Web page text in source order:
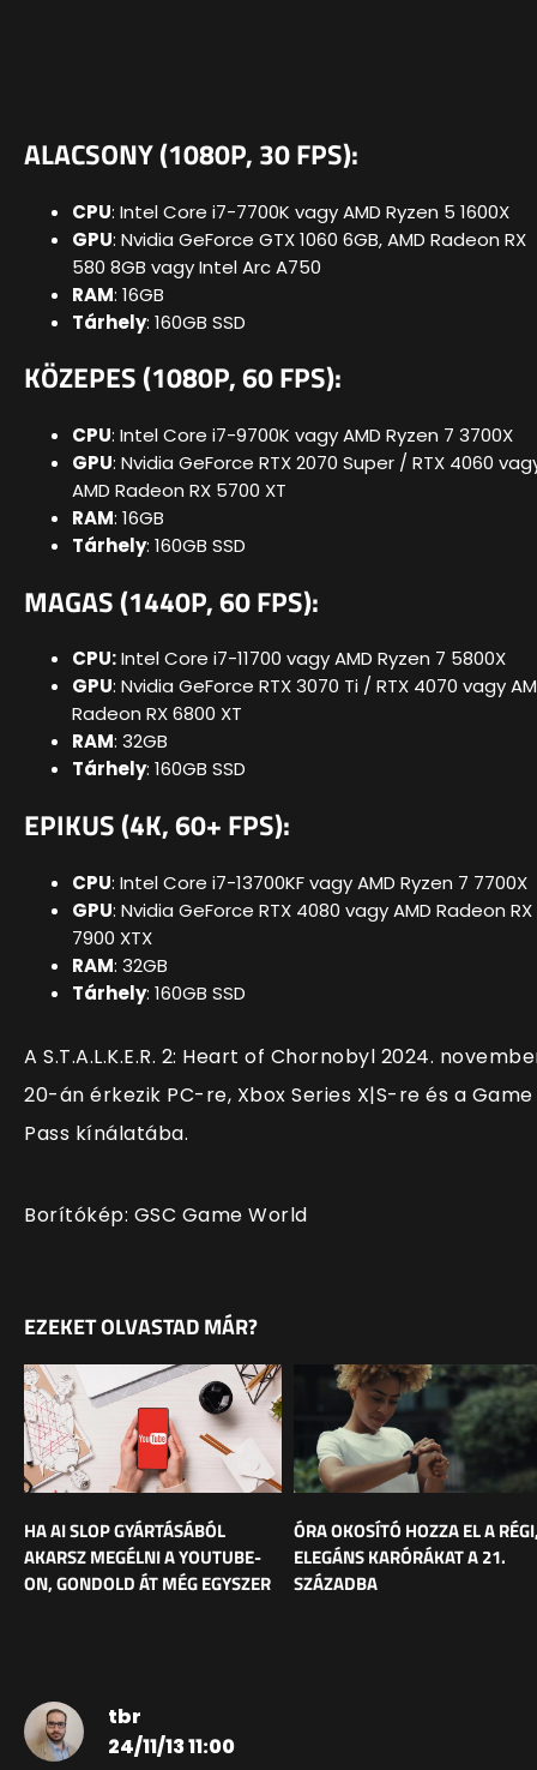
ALACSONY (1080P, 30 FPS):
CPU: Intel Core i7-7700K vagy AMD Ryzen 5 1600X
GPU: Nvidia GeForce GTX 1060 6GB, AMD Radeon RX
580 8GB vagy Intel Arc A750
RAM: 16GB
Tárhely: 160GB SSD
KÖZEPES (1080P, 60 FPS):
CPU: Intel Core i7-9700K vagy AMD Ryzen 7 3700X
GPU: Nvidia GeForce RTX 2070 Super / RTX 4060
AMD Radeon RX 5700 XT
RAM: 16GB
Tárhely: 160GB SSD
MAGAS (1440P, 60 FPS):
CPU:Intel Core i7-11700 vagy AMD Ryzen 7 5800X
GPU: Nvidia GeForce RTX 3070 Ti / RTX 4070 vagy
Radeon RX 6800 XT
RAM: 32GB
Tárhely: 160GB SSD
EPIKUS (4K, 60+ FPS):
CPU: Intel Core i7-13700KF vagy AMD Ryzen 7 7700X
GPU: Nvidia GeForce RTX 4080 vagy AMD Radeon RX
7900 XTX
RAM: 32GB
Tárhely: 160GB SSD
A S.T.A.L.K.E.R. 2: Heart of Chornobyl 2024.
20-án érkezik PC-re, Xbox Series X|S-re és a Game
Pass kínálatába.
Borítókép: GSC Game World
EZEKET OLVASTAD MÁR?
HA AI SLOP GYÁRTÁSÁBÓL
AKARSZ MEGÉLNI A YOUTUBE-
ON, GONDOLD ÁT MÉG EGYSZER
ÓRA OKOSÍTÓ HOZZA EL A
ELEGÁNS KARÓRÁKAT A 21.
SZÁZADBA
tbr
24/11/13 11:00